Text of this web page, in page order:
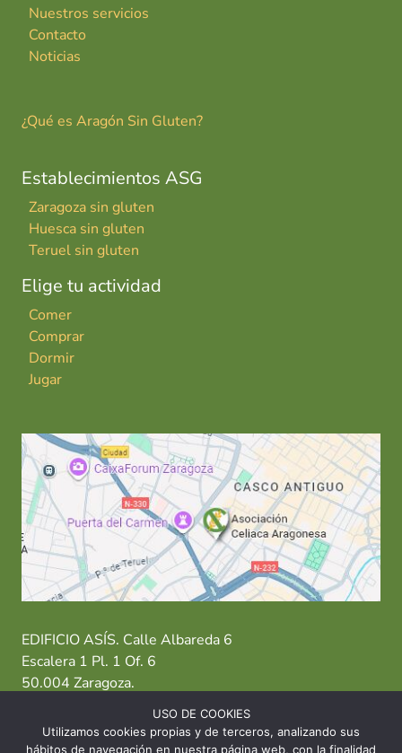
Nuestros servicios
Contacto
Noticias
¿Qué es Aragón Sin Gluten?
Establecimientos ASG
Zaragoza sin gluten
Huesca sin gluten
Teruel sin gluten
Elige tu actividad
Comer
Comprar
Dormir
Jugar
EDIFICIO ASÍS. Calle Albareda 6
Escalera 1 Pl. 1 Of. 6
50.004 Zaragoza.
T: 976 484 949 M: 635 638 563
USO DE COOKIES
Utilizamos cookies propias y de terceros, analizando sus
hábitos de navegación en nuestra página web, con la finalidad